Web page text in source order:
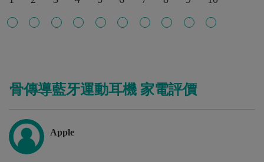
骨傳導藍牙運動耳機 家電評價
Apple